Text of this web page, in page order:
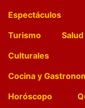
Espectáculos
Turismo
Salud
Culturales
Cocina y
Horóscopo